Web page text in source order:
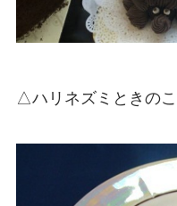
△ハリネズミときのこ